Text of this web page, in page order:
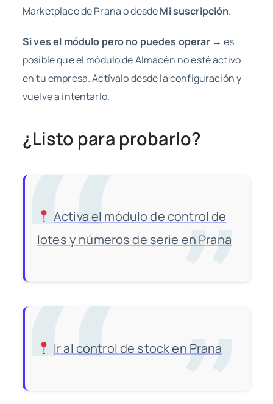
Marketplace de Prana o desdeMi suscripción.
Si ves el módulo pero no puedes operar→ es
posible que el módulo de Almacén no esté activo
en tu empresa. Actívalo desde la configuración y
vuelve a intentarlo.
¿Listo para probarlo?
Activa el módulo de control de
lotes y números de serie en Prana
Ir al control de stock en Prana